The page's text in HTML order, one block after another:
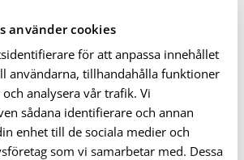
använder cookies
för att anpassa innehållet
användarna, tillhandahålla funktioner
analysera vår trafik. Vi
sådana identifierare och annan
enhet till de sociala medier och
som vi samarbetar med. Dessa
klockan 7.30 på en plats där du ska
klockan 9.00 ställer du in P-skivan
på hur en parkeringsskylt för
P-skiva ser ut: